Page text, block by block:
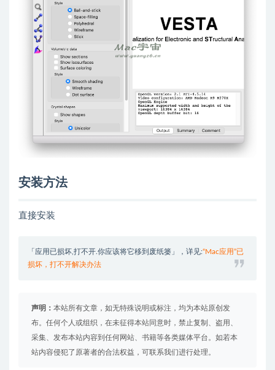
安装方法
直接安装
「应用已损坏,打不开.你应该将它移到废纸篓」，详见:“Mac应用”已
损坏，打不开解决办法
声明： 本站所有文章，如无特殊说明或标注，均为本站原创发
布。任何个人或组织，在未征得本站同意时，禁止复制、盗用、
采集、发布本站内容到任何网站、书籍等各类媒体平台。如若本
站内容侵犯了原著者的合法权益，可联系我们进行处理。